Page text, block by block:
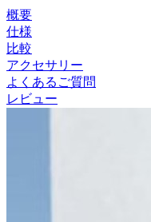
概要
仕様
比較
アクセサリー
よくあるご質問
レビュー